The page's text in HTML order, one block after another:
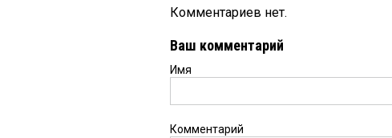
Комментариев нет.
Ваш комментарий
Имя
Комментарий